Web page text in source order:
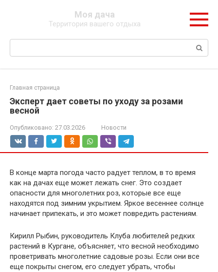
Моя дача
Территория вашего отдыха
Поиск:
Главная страница
Эксперт дает советы по уходу за розами
весной
Опубликовано: 27.03.2026 Новости
В конце марта погода часто радует теплом, в то время
как на дачах еще может лежать снег. Это создает
опасности для многолетних роз, которые все еще
находятся под зимним укрытием. Яркое весеннее солнце
начинает припекать, и это может повредить растениям.
Кирилл Рыбин, руководитель Клуба любителей редких
растений в Кургане, объясняет, что весной необходимо
проветривать многолетние садовые розы. Если они все
еще покрыты снегом, его следует убрать, чтобы